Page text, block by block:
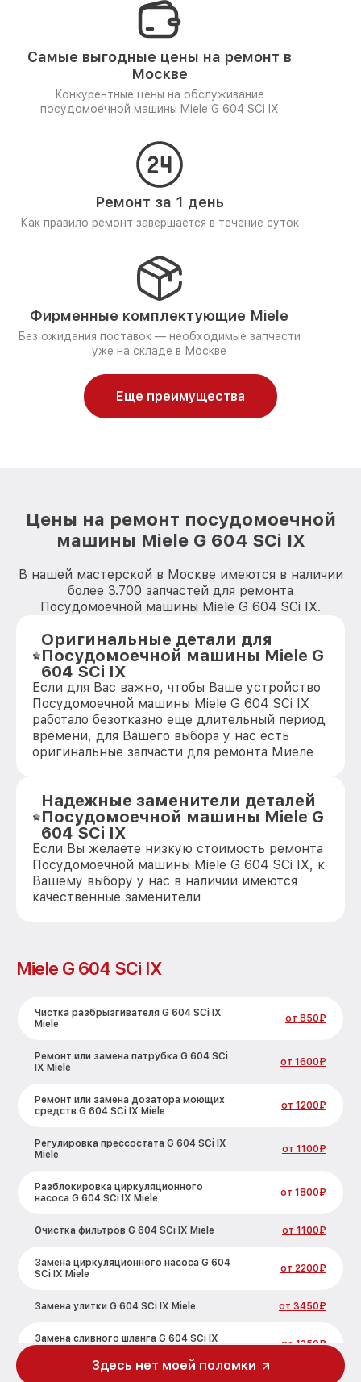
Самые выгодные цены на ремонт в
Москве
Конкурентные цены на обслуживание
посудомоечной машины Miele G 604 SCi IX
Ремонт за 1 день
Как правило ремонт завершается в течение суток
Фирменные комплектующие Miele
Без ожидания поставок — необходимые запчасти
уже на складе в Москве
Еще преимущества
Цены на ремонт посудомоечной
машины Miele G 604 SCi IX
В нашей мастерской в Москве имеются в наличии
более 3.700 запчастей для ремонта
Посудомоечной машины Miele G 604 SCi IX.
Оригинальные детали для
Посудомоечной машины Miele G
604 SCi IX
Если для Вас важно, чтобы Ваше устройство
Посудомоечной машины Miele G 604 SCi IX
работало безотказно еще длительный период
времени, для Вашего выбора у нас есть
оригинальные запчасти для ремонта Миеле
Надежные заменители деталей
Посудомоечной машины Miele G
604 SCi IX
Если Вы желаете низкую стоимость ремонта
Посудомоечной машины Miele G 604 SCi IX, к
Вашему выбору у нас в наличии имеются
качественные заменители
Miele G 604 SCi IX
Чистка разбрызгивателя G 604 SCi IX
Miele
от 850₽
Ремонт или замена патрубка G 604 SCi
IX Miele
от 1600₽
Ремонт или замена дозатора моющих
средств G 604 SCi IX Miele
от 1200₽
Регулировка прессостата G 604 SCi IX
Miele
от 1100₽
Разблокировка циркуляционного
насоса G 604 SCi IX Miele
от 1800₽
Очистка фильтров G 604 SCi IX Miele от 1100₽
Замена циркуляционного насоса G 604
SCi IX Miele
от 2200₽
Замена улитки G 604 SCi IX Miele от 3450₽
Замена сливного шланга G 604 SCi IX
от 1250₽
Здесь нет моей поломки